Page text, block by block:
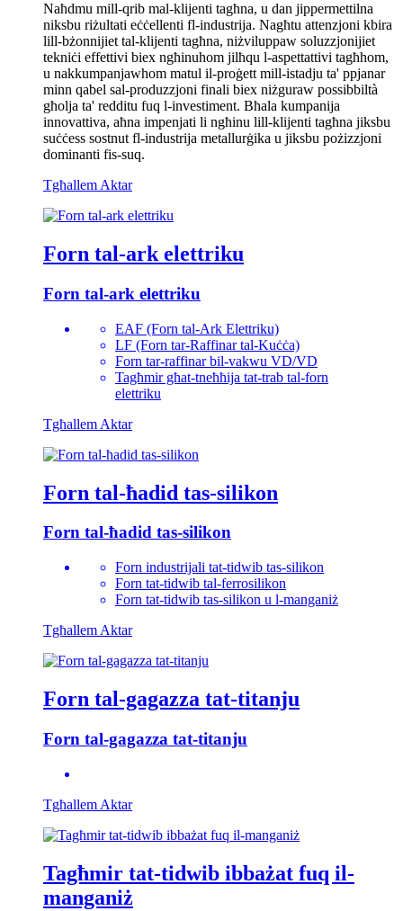
Naħdmu mill-qrib mal-klijenti tagħna, u dan jippermettilna
niksbu riżultati eċċellenti fl-industrija. Nagħtu attenzjoni kbira
lill-bżonnijiet tal-klijenti tagħna, niżviluppaw soluzzjonijiet
tekniċi effettivi biex ngħinuhom jilħqu l-aspettattivi tagħhom,
u nakkumpanjawhom matul il-proġett mill-istadju ta' ppjanar
minn qabel sal-produzzjoni finali biex niżguraw possibbiltà
għolja ta' redditu fuq l-investiment. Bħala kumpanija
innovattiva, aħna impenjati li ngħinu lill-klijenti tagħna jiksbu
suċċess sostnut fl-industrija metallurġika u jiksbu pożizzjoni
dominanti fis-suq.
Tgħallem Aktar
Forn tal-ark elettriku
Forn tal-ark elettriku
EAF (Forn tal-Ark Elettriku)
LF (Forn tar-Raffinar tal-Kuċċa)
Forn tar-raffinar bil-vakwu VD/VD
Tagħmir għat-tneħħija tat-trab tal-forn
elettriku
Tgħallem Aktar
Forn tal-ħadid tas-silikon
Forn tal-ħadid tas-silikon
Forn industrijali tat-tidwib tas-silikon
Forn tat-tidwib tal-ferrosilikon
Forn tat-tidwib tas-silikon u l-manganiż
Tgħallem Aktar
Forn tal-gagazza tat-titanju
Forn tal-gagazza tat-titanju
Tgħallem Aktar
Tagħmir tat-tidwib ibbażat fuq il-
manganiż